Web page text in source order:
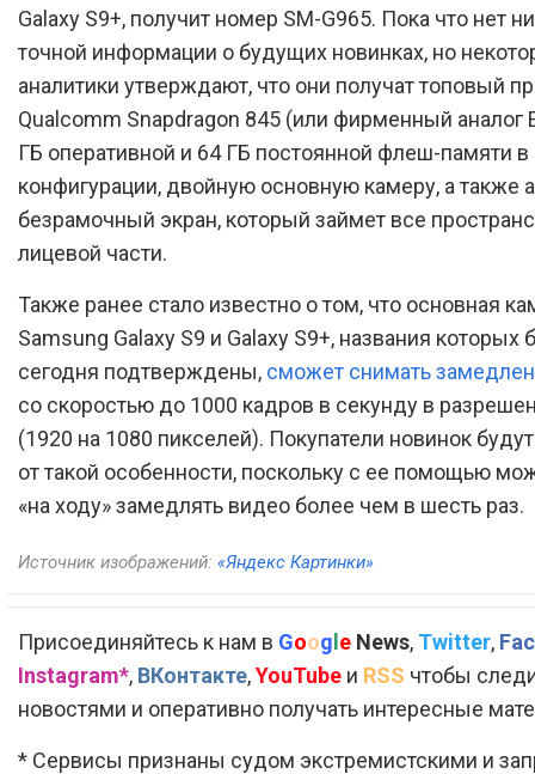
Galaxy S9+, получит номер SM-G965. Пока что нет
точной информации о будущих новинках, но
аналитики утверждают, что они получат топовый
Qualcomm Snapdragon 845 (или фирменный аналог
ГБ оперативной и 64 ГБ постоянной флеш-памяти в
конфигурации, двойную основную камеру, а также
безрамочный экран, который займет все
лицевой части.
Также ранее стало известно о том, что основная
Samsung Galaxy S9 и Galaxy S9+, названия которых
сегодня подтверждены, сможет снимать
со скоростью до 1000 кадров в секунду в
(1920 на 1080 пикселей). Покупатели новинок
от такой особенности, поскольку с ее помощью
«на ходу» замедлять видео более чем в шесть раз.
Источник изображений: «Яндекс Картинки»
Присоединяйтесь к нам в Goog e News, Twitter,
Instagram*, ВКонтакте,YouTube и RSS чтобы
новостями и оперативно получать интересные
* Сервисы признаны судом экстремистскими и